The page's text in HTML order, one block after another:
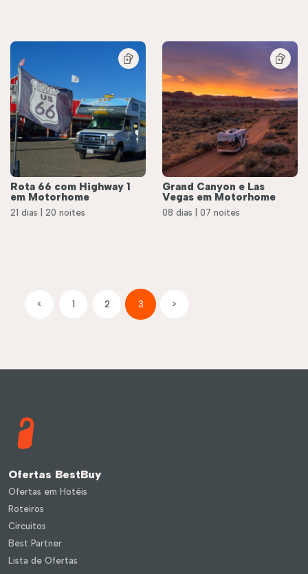
Rota 66 com Highway 1
em Motorhome
21 dias | 20 noites
Grand Canyon e Las
Vegas em Motorhome
08 dias | 07 noites
< 1 2 3 >
Ofertas BestBuy
Ofertas em Hotéis
Roteiros
Circuitos
Best Partner
Lista de Ofertas